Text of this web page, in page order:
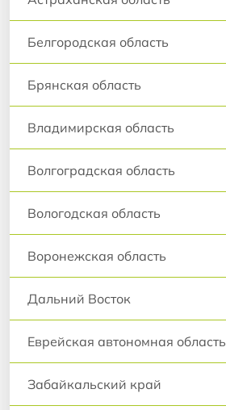
Белгородская область
Брянская область
Владимирская область
Волгоградская область
Вологодская область
Воронежская область
Дальний Восток
Еврейская автономная область
Забайкальский край